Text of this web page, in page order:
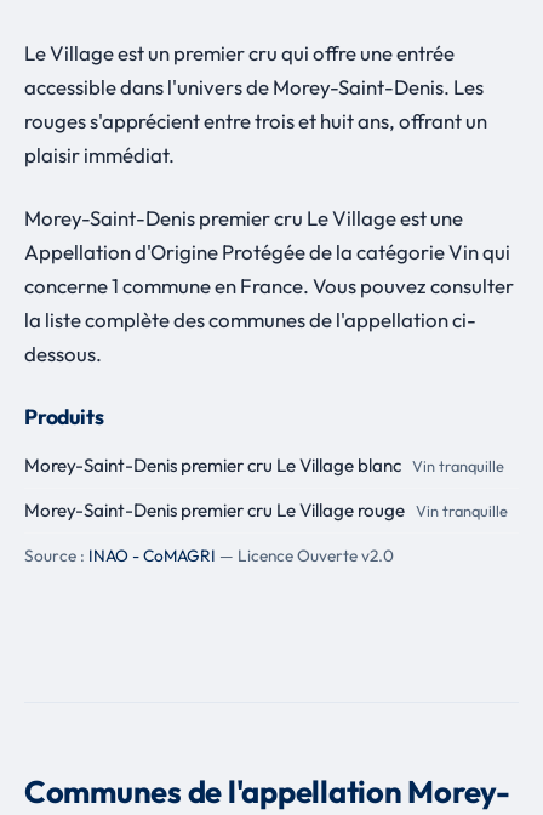
Le Village est un premier cru qui offre une entrée
accessible dans l'univers de Morey-Saint-Denis. Les
rouges s'apprécient entre trois et huit ans, offrant un
plaisir immédiat.
Morey-Saint-Denis premier cru Le Village est une
Appellation d'Origine Protégée de la catégorie Vin qui
concerne 1 commune en France. Vous pouvez consulter
la liste complète des communes de l'appellation ci-
dessous.
Produits
Morey-Saint-Denis premier cru Le Village blanc Vin tranquille
Morey-Saint-Denis premier cru Le Village rouge Vin tranquille
Source : INAO - CoMAGRI — Licence Ouverte v2.0
Communes de l'appellation Morey-